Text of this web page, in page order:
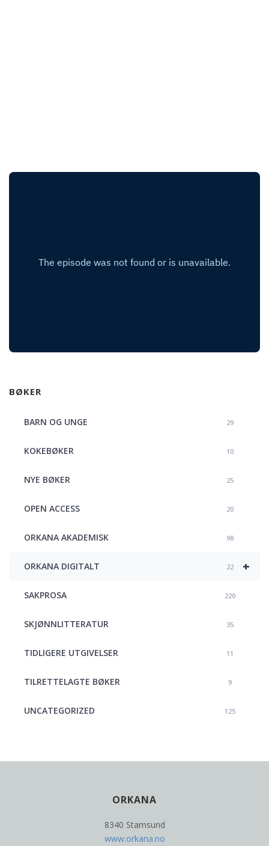
BØKER
BARN OG UNGE 29
KOKEBØKER 10
NYE BØKER 25
OPEN ACCESS 20
ORKANA AKADEMISK 98
+
ORKANA DIGITALT 22
SAKPROSA 220
SKJØNNLITTERATUR 35
TIDLIGERE UTGIVELSER 11
TILRETTELAGTE BØKER 9
UNCATEGORIZED 125
ORKANA
8340 Stamsund
www.orkana.no